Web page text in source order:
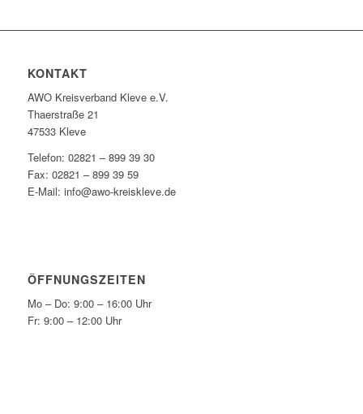
KONTAKT
AWO Kreisverband Kleve e.V.
Thaerstraße 21
47533 Kleve
Telefon: 02821 – 899 39 30
Fax: 02821 – 899 39 59
E-Mail: info@awo-kreiskleve.de
ÖFFNUNGSZEITEN
Mo – Do: 9:00 – 16:00 Uhr
Fr: 9:00 – 12:00 Uhr